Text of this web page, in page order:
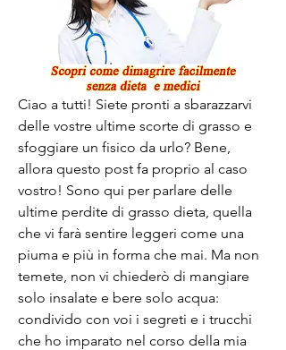
Ciao a tutti! Siete pronti a sbarazzarvi
delle vostre ultime scorte di grasso e
sfoggiare un fisico da urlo? Bene,
allora questo post fa proprio al caso
vostro! Sono qui per parlare delle
ultime perdite di grasso dieta, quella
che vi farà sentire leggeri come una
piuma e più in forma che mai. Ma non
temete, non vi chiederò di mangiare
solo insalate e bere solo acqua:
condivido con voi i segreti e i trucchi
che ho imparato nel corso della mia